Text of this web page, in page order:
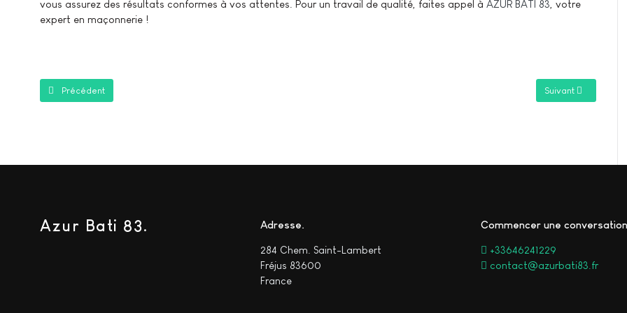
vous assurez des résultats conformes à vos attentes. Pour un travail de qualité, faites appel à AZUR BATI 83 , votre
expert en maçonnerie !
Article précédent : Comment réparer un petit mur en brique ?
Précédent Article suivant :
Suivant
Azur Bati 83. Adresse
284 Chem. Saint-Lambert
Fréjus 83600
France
Commencer une conversation
+33646241229
contact@azurbati83.fr